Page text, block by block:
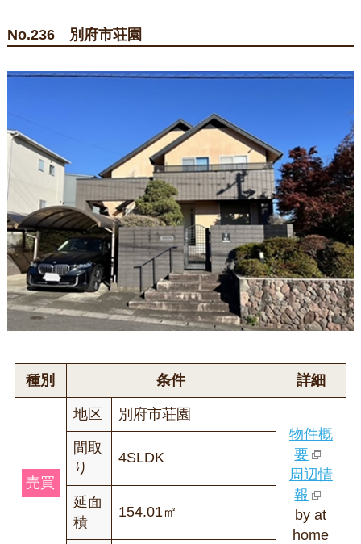
No.236 別府市荘園
種別 条件 詳細
売買
地区
別府市荘園
物件概
要
周辺情
報
by at
home
間取
り
4SLDK
延面
積
154.01㎡